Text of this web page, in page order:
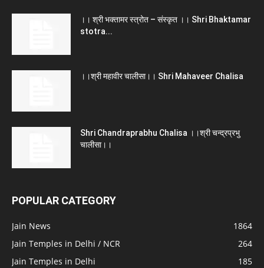
।। श्री भक्तामर स्त्रोत – संस्कृत ।। Shri Bhaktamar
stotra...
।।श्री महावीर चालीसा।। Shri Mahaveer Chalisa
Shri Chandraprabhu Chalisa ।।श्री चन्द्रप्रभु
चालीसा।।
POPULAR CATEGORY
Jain News
1864
Jain Temples in Delhi / NCR
264
Jain Temples in Delhi
185